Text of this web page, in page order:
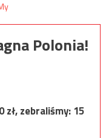
Polonia!
zł, zebraliśmy:15